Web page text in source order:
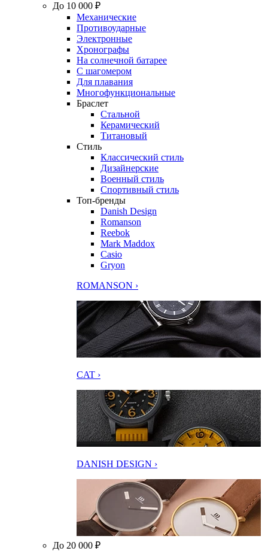
До 10 000 ₽
Механические
Противоударные
Электронные
Хронографы
На солнечной батарее
С шагомером
Для плавания
Многофункциональные
Браслет
Стальной
Керамический
Титановый
Стиль
Классический стиль
Дизайнерские
Военный стиль
Спортивный стиль
Топ-бренды
Danish Design
Romanson
Reebok
Mark Maddox
Casio
Gryon
ROMANSON ›
CAT ›
DANISH DESIGN ›
До 20 000 ₽